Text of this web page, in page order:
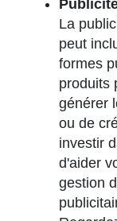
La
peut
formes
produits
générer
ou de
investir
d'aider
gestion